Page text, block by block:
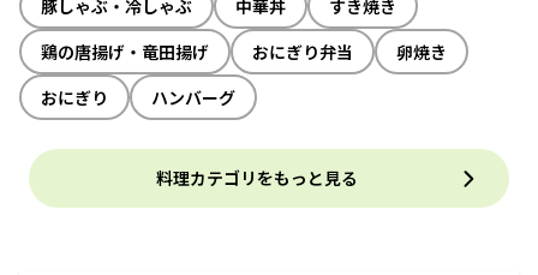
豚しゃぶ・冷しゃぶ 中華丼
すき焼き
鶏の唐揚げ・竜田揚げ
おにぎり弁当
卵焼き
おにぎり
ハンバーグ
料理カテゴリをもっと見る